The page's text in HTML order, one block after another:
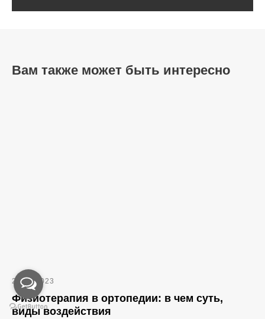
Вам также может быть интересно
29.12.2023
Физиотерапия в ортопедии: в чем суть,
виды воздействия